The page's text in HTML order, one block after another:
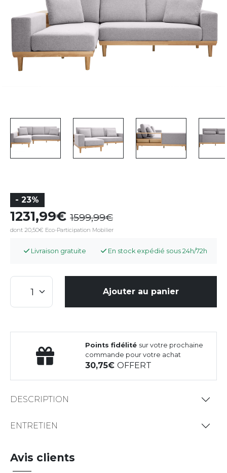
- 23%
1231,99 1599,99
dont 20,50€ Eco-Participation Mobilier
Livraison gratuite En stock expédié sous 24h/72h
Ajouter au panier
Points fidélité sur votre prochaine
commande pour votre achat
30,75OFFERT
DESCRIPTION
ENTRETIEN
Avis clients